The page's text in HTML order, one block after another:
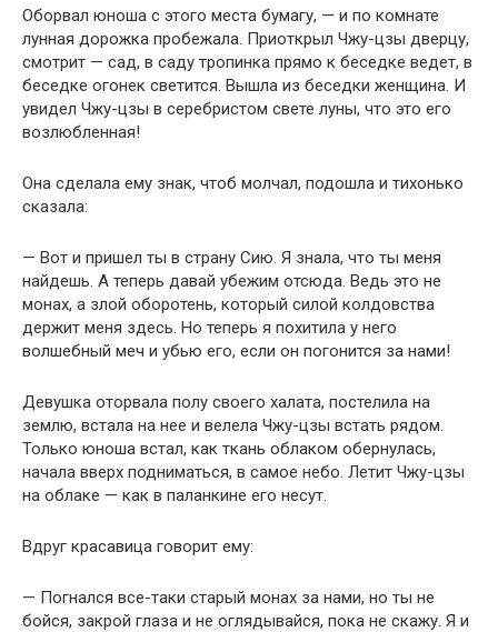
Оборвал юноша с этого места бумагу, — и по комнате
лунная дорожка пробежала. Приоткрыл Чжу-цзы дверцу,
смотрит — сад, в саду тропинка прямо к беседке ведет, в
беседке огонек светится. Вышла из беседки женщина. И
увидел Чжу-цзы в серебристом свете луны, что это его
возлюбленная!
Она сделала ему знак, чтоб молчал, подошла и тихонько
сказала:
— Вот и пришел ты в страну Сию. Я знала, что ты меня
найдешь. А теперь давай убежим отсюда. Ведь это не
монах, а злой оборотень, который силой колдовства
держит меня здесь. Но теперь я похитила у него
волшебный меч и убью его, если он погонится за нами!
Девушка оторвала полу своего халата, постелила на
землю, встала на нее и велела Чжу-цзы встать рядом.
Только юноша встал, как ткань облаком обернулась,
начала вверх подниматься, в самое небо. Летит Чжу-цзы
на облаке — как в паланкине его несут.
Вдруг красавица говорит ему:
— Погнался все-таки старый монах за нами, но ты не
бойся, закрой глаза и не оглядывайся, пока не скажу. Я и